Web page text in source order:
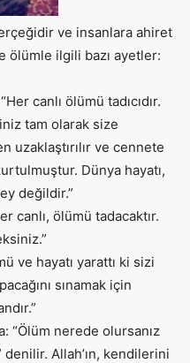
ve insanlara ahiret
ölümle ilgili bazı ayetler:
“Her canlı ölümü tadıcıdır.
tam olarak size
uzaklaştırılır ve cennete
Dünya hayatı,
değildir.”
canlı, ölümü tadacaktır.
ve hayatı yarattı ki sizi
sınamak için
“Ölüm nerede olursanız
Allah’ın, kendilerini